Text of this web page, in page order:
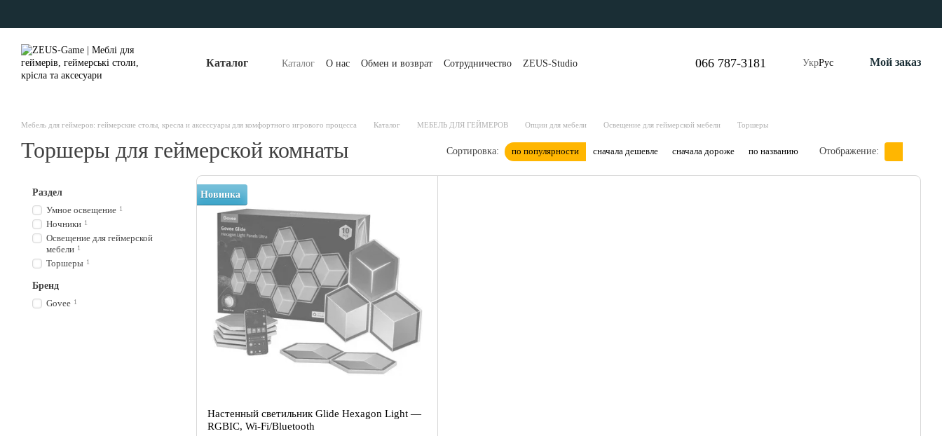
Каталог Каталог О нас Обмен и возврат Сотрудничество
ZEUS-Studio
066 787-3181 УкрРус Мой заказ
Мебель для геймеров: геймерские столы, кресла и аксессуары для комфортного игрового процесса Каталог МЕБЕЛЬ ДЛЯ ГЕЙМЕРОВ Опции для мебели Освещение для геймерской мебели Торшеры
Торшеры для геймерской комнаты Сортировка: по популярности сначала дешевле сначала дороже по названию Отображение:
Новинка
Настенный светильник Glide Hexagon Light —
RGBIC, Wi-Fi/Bluetooth
Раздел
Умное освещение 1
Ночники 1
Освещение для геймерской
мебели 1
Торшеры 1
Бренд
Govee 1